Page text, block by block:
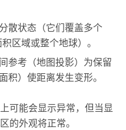
散状态（它们覆盖多个
区域或整个地球）。
参考（地图投影）为保留
积）使距离发生变形。
可能会显示异常，但当显
的外观将正常。